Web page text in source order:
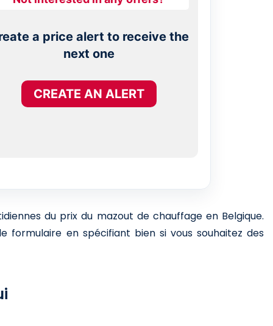
a price alert to receive the
next one
CREATE AN ALERT
du prix du mazout de chauffage en Belgique.
en spécifiant bien si vous souhaitez des